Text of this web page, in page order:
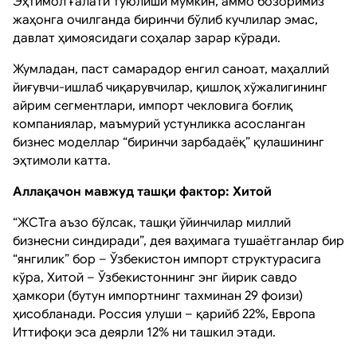
жаҳонга очилганда биринчи бўлиб кучлилар эмас,
давлат ҳимоясидаги соҳалар зарар кўради.
Жумладан, паст самарадор енгил саноат, маҳаллий
йиғувчи-ишлаб чиқарувчилар, қишлоқ хўжалигининг
айрим сегментлари, импорт чекловига боғлиқ
компаниялар, маъмурий устунликка асосланган
бизнес моделлар “биринчи зарбадаёқ” қулашининг
эҳтимоли катта.
Аллақачон мавжуд ташқи фактор: Хитой
“ЖСТга аъзо бўлсак, ташқи ўйинчилар миллий
бизнесни синдиради”, дея ваҳимага тушаётганлар бир
“янгилик” бор – Ўзбекистон импорт структурасига
кўра, Хитой – Ўзбекистоннинг энг йирик савдо
ҳамкори (бутун импортнинг тахминан 29 фоизи)
ҳисобланади. Россия улуши – қарийб 22%, Европа
Иттифоқи эса деярли 12% ни ташкил этади.